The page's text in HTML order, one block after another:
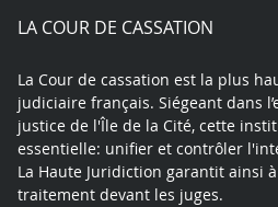
LA COUR DE CASSATION
La Cour de cassation est la plus
judiciaire français. Siégeant dans
justice de l'Île de la Cité, cette
essentielle: unifier et contrôler
La Haute Juridiction garantit ainsi
traitement devant les juges.